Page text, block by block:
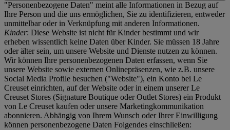
"Personenbezogene Daten" meint alle Informationen in Bezug auf
Ihre Person und die uns ermöglichen, Sie zu identifizieren, entweder
unmittelbar oder in Verknüpfung mit anderen Informationen.
Kinder: Diese Website ist nicht für Kinder bestimmt und wir
erheben wissentlich keine Daten über Kinder. Sie müssen 18 Jahre
oder älter sein, um unsere Website und Dienste nutzen zu können.
Wir können Ihre personenbezogenen Daten erfassen, wenn Sie
unsere Website sowie externen Onlinepräsenzen, wie z.B. unsere
Social Media Profile besuchen ("Website"), ein Konto bei Le
Creuset einrichten, auf der Website oder in einem unserer Le
Creuset Stores (Signature Boutique oder Outlet Stores) ein Produkt
von Le Creuset kaufen oder unsere Marketingkommunikation
abonnieren. Abhängig von Ihrem Wunsch oder Ihrer Einwilligung
können personenbezogene Daten Folgendes einschließen: